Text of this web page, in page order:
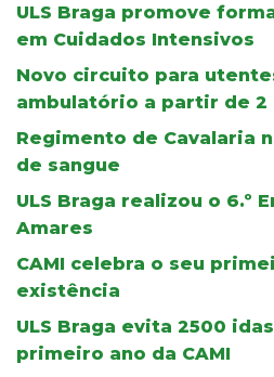
ULS Braga promove
em Cuidados Intensivos
Novo circuito para
ambulatório a partir de 2
Regimento de Cavalaria
de sangue
ULS Braga realizou o 6.º
Amares
CAMI celebra o seu
existência
ULS Braga evita 2500
primeiro ano da CAMI